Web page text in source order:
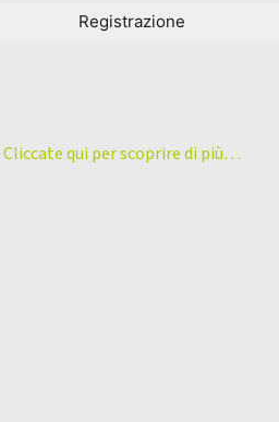
Cliccate qui per scoprire di più…